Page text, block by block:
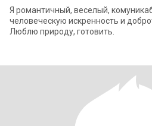
Я романтичный, веселый,
человеческую искренность и
Люблю природу, готовить.